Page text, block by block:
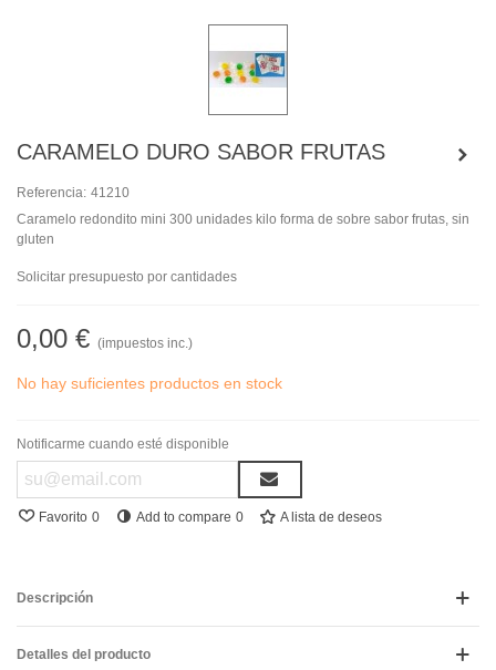
CARAMELO DURO SABOR FRUTAS
Referencia: 41210
Caramelo redondito mini 300 unidades kilo forma de sobre sabor frutas, sin
gluten
Solicitar presupuesto por cantidades
0,00 € (impuestos inc.)
No hay suficientes productos en stock
Notificarme cuando esté disponible
Favorito 0 Add to compare 0 A lista de deseos
Descripción
Detalles del producto